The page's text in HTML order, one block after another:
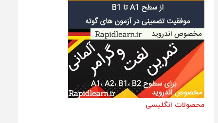
محصولات انگلیسی